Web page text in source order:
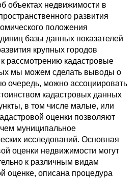
объектах недвижимости в
развития
положения
базы данных показателей
крупных городов
рассмотрению кадастровые
мы можем сделать выводы о
очередь, можно ассоциировать
кадастровых данных
в том числе малые, или
оценки позволяют
муниципальное
исследований. Основная
оценки недвижимости могут
к различным видам
оценке, описана процедура